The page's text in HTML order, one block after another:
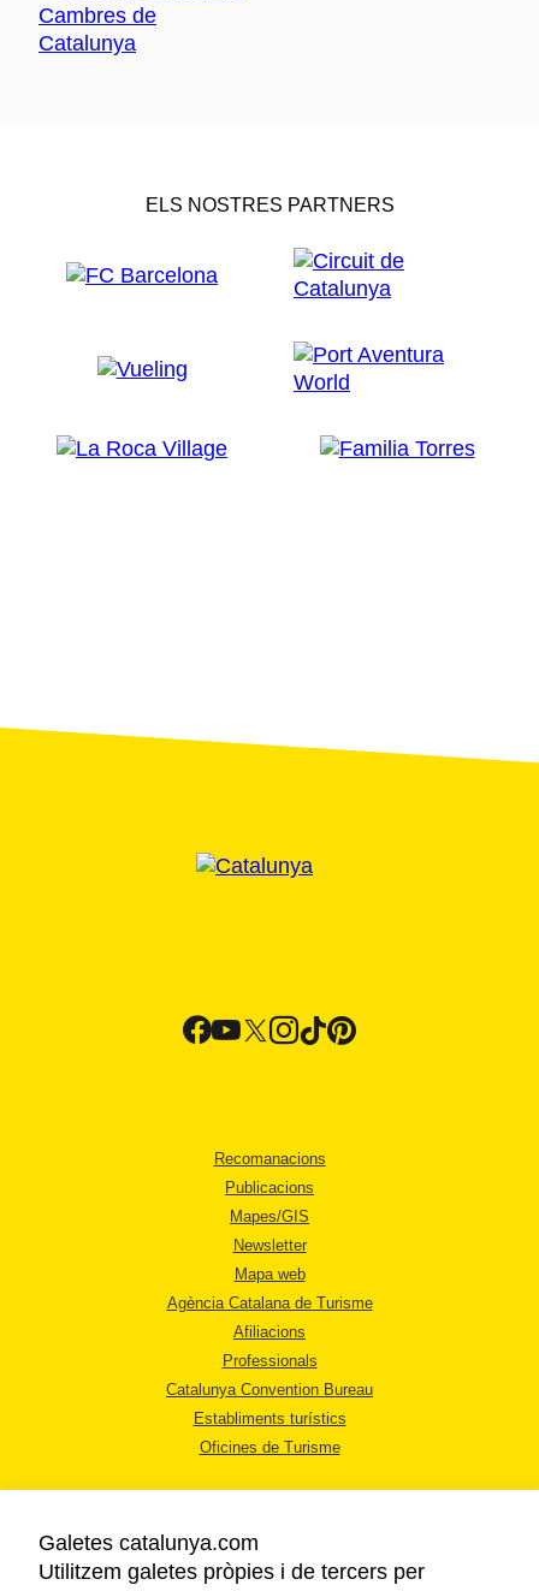
ELS NOSTRES PARTNERS
Recomanacions
Publicacions
Mapes/GIS
Newsletter
Mapa web
Agència Catalana de Turisme
Afiliacions
Professionals
Catalunya Convention Bureau
Establiments turístics
Oficines de Turisme
Galetes catalunya.com
Utilitzem galetes pròpies i de tercers per